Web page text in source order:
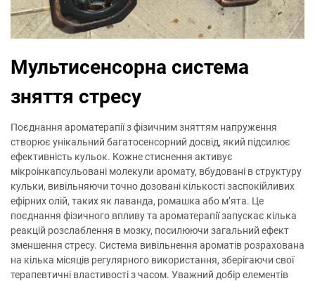
Мультисенсорна система
зняття стресу
Поєднання ароматерапії з фізичним зняттям напруження
створює унікальний багатосенсорний досвід, який підсилює
ефективність кульок. Кожне стиснення активує
мікроінкапсульовані молекули аромату, вбудовані в структуру
кульки, вивільняючи точно дозовані кількості заспокійливих
ефірних олій, таких як лаванда, ромашка або м’ята. Це
поєднання фізичного впливу та ароматерапії запускає кілька
реакцій розслаблення в мозку, посилюючи загальний ефект
зменшення стресу. Система вивільнення ароматів розрахована
на кілька місяців регулярного використання, зберігаючи свої
терапевтичні властивості з часом. Уважний добір елементів